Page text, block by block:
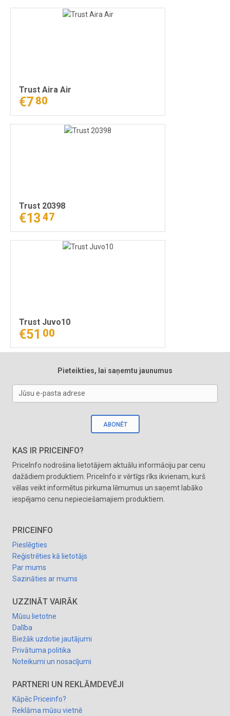
Trust Aira Air
€7 80
Trust 20398
€13 47
Trust Juvo10
€51 00
Pieteikties, lai saņemtu jaunumus
Jūsu e-pasta adrese
ABONĒT
KAS IR PRICEINFO?
PriceInfo nodrošina lietotājiem aktuālu informāciju par cenu
dažādiem produktiem. PriceInfo ir vērtīgs rīks ikvienam, kurš
vēlas veikt informētus pirkuma lēmumus un saņemt labāko
iespējamo cenu nepieciešamajiem produktiem.
PRICEINFO
Pieslēgties
Reģistrēties kā lietotājs
Par mums
Sazināties ar mums
UZZINĀT VAIRĀK
Mūsu lietotne
Dalība
Biežāk uzdotie jautājumi
Privātuma politika
Noteikumi un nosacījumi
PARTNERI UN REKLĀMDEVĒJI
Kāpēc Priceinfo?
Reklāma mūsu vietnē